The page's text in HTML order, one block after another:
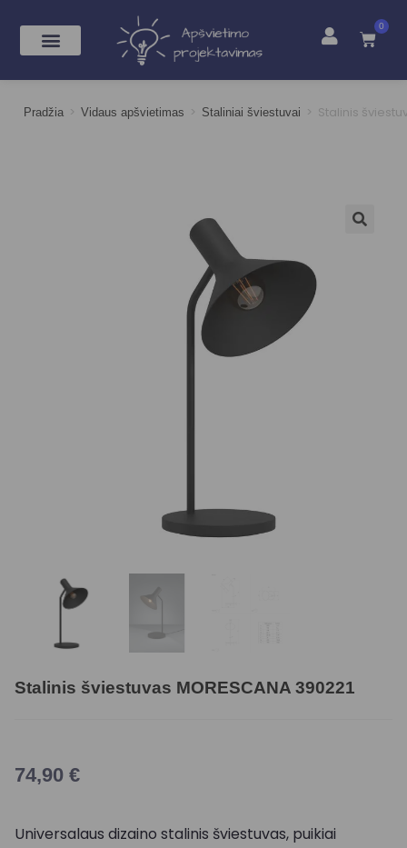
0
Pradžia > Vidaus apšvietimas > Staliniai šviestuvai > Stalinis
Stalinis šviestuvas MORESCANA 390221
74,90 €
Universalaus dizaino stalinis šviestuvas, puikiai